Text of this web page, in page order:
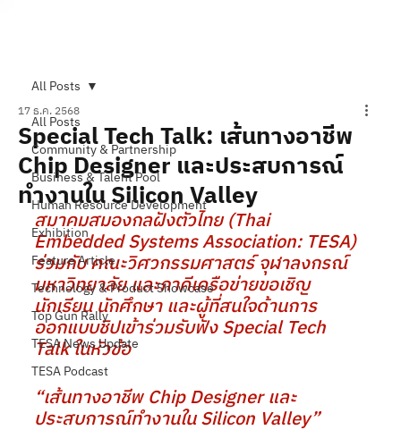
All Posts
Community & Partnership
Business & Talent Pool
Human Resource Development
Exhibition
Feature Article
Technology & Product Showcase
Top Gun Rally
TESA News Update
TESA Podcast
All Posts
Special Tech Talk: เส้นทางอาชีพ
Chip Designer และประสบการณ์
ทำงานใน Silicon Valley
17 ธ.ค. 2568
สมาคมสมองกลฝังตัวไทย (Thai
Embedded Systems Association: TESA)
ร่วมกับ คณะวิศวกรรมศาสตร์ จุฬาลงกรณ์
มหาวิทยาลัย และภาคีเครือข่ายขอเชิญ
นักเรียน นักศึกษา และผู้ที่สนใจด้านการ
ออกแบบชิปเข้าร่วมรับฟัง Special Tech
Talk ในหัวข้อ
“เส้นทางอาชีพ Chip Designer และ
ประสบการณ์ทำงานใน Silicon Valley”